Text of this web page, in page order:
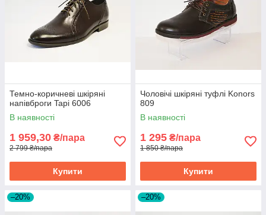
Темно-коричневі шкіряні
напівброги Tapi 6006
В наявності
1 959,30 ₴/пара
2 799 ₴/пара
Купити
Чоловічі шкіряні туфлі Konors
809
В наявності
1 295 ₴/пара
1 850 ₴/пара
Купити
–20% –20%